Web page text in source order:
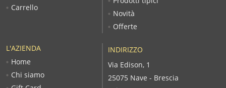
L'AZIENDA
Home
Chi siamo
Novità
Offerte
Carrello
INDIRIZZO
Via Edison, 1
25075 Nave - Brescia